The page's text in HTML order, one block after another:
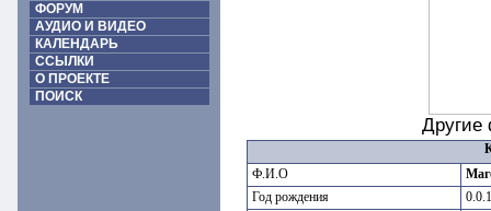
ФОРУМ
АУДИО И ВИДЕО
КАЛЕНДАРЬ
ССЫЛКИ
О ПРОЕКТЕ
ПОИСК
Ф.И.О
Год рождения